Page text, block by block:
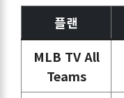
플랜
MLB TV All
Teams